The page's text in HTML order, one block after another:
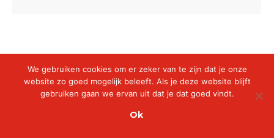
We gebruiken cookies om er zeker van te zijn dat je onze
website zo goed mogelijk beleeft. Als je deze website blijft
gebruiken gaan we ervan uit dat je dat goed vindt.
Ok